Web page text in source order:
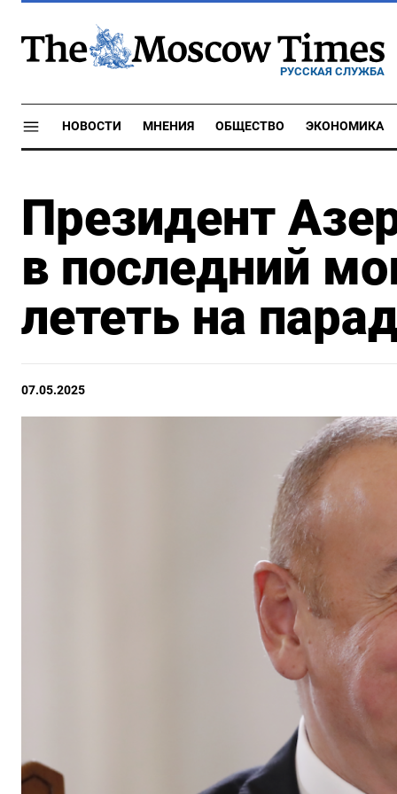
РУССКАЯ СЛУЖБА
НОВОСТИ МНЕНИЯ ОБЩЕСТВО ЭКОНОМИКА
Президент
в последний
лететь на
07.05.2025